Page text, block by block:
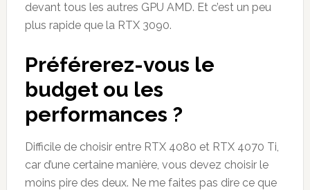
devant tous les autres GPU AMD. Et c’est un peu
plus rapide que la RTX 3090.
Préférerez-vous le
budget ou les
performances ?
Difficile de choisir entre RTX 4080 et RTX 4070 Ti,
car d’une certaine manière, vous devez choisir le
moins pire des deux. Ne me faites pas dire ce que